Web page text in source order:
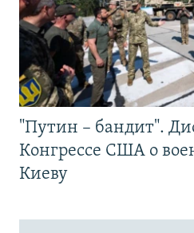
"Путин – бандит".
Конгрессе США о
Киеву